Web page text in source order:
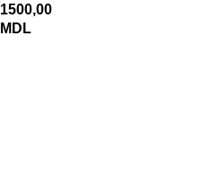
1500,00
MDL